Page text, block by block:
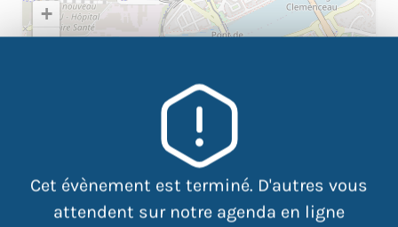
Cet évènement est terminé. D'autres vous
attendent sur notre agenda en ligne
8 rue Jean Baptiste Vigier
+
−